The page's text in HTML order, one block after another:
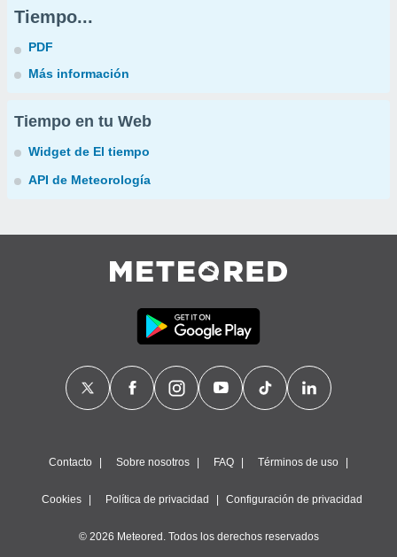
Tiempo...
PDF
Más información
Tiempo en tu Web
Widget de El tiempo
API de Meteorología
Contacto Sobre nosotros FAQ Términos de uso
Cookies Política de privacidad Configuración de privacidad
© 2026 Meteored. Todos los derechos reservados